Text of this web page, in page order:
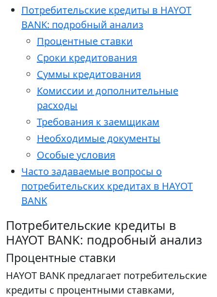
Потребительские кредиты в HAYOT
BANK: подробный анализ
Процентные ставки
Сроки кредитования
Суммы кредитования
Комиссии и дополнительные
расходы
Требования к заемщикам
Необходимые документы
Особые условия
Часто задаваемые вопросы о
потребительских кредитах в HAYOT
BANK
Потребительские кредиты в
HAYOT BANK: подробный анализ
Процентные ставки
HAYOT BANK предлагает потребительские
кредиты с процентными ставками,